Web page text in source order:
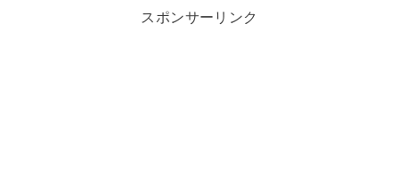
スポンサーリンク